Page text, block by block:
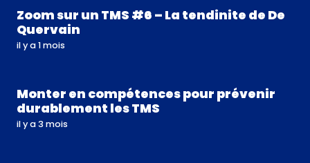
Zoom sur un TMS #6 – La tendinite de De
Quervain
il y a 1 mois
Monter en compétences pour prévenir
durablement les TMS
il y a 3 mois